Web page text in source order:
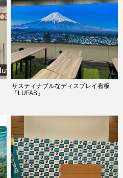
サスティナブルなディスプレイ看板
「LUFAS」